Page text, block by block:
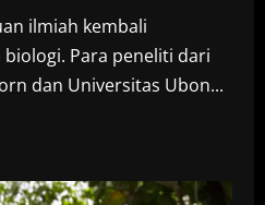
ilmiah kembali
Para peneliti dari
dan Universitas Ubon...